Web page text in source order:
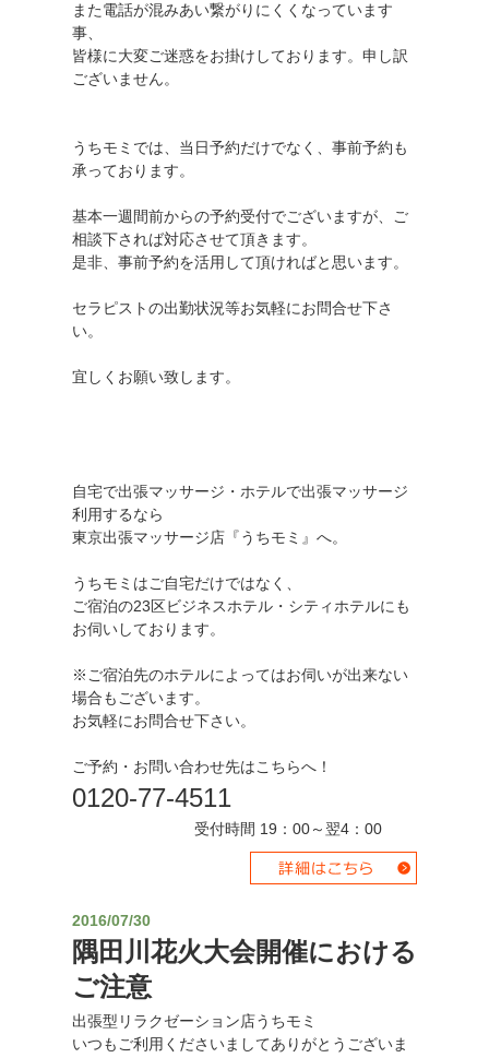
また電話が混みあい繋がりにくくなっています
事、
皆様に大変ご迷惑をお掛けしております。申し訳
ございません。
うちモミでは、当日予約だけでなく、事前予約も
承っております。
基本一週間前からの予約受付でございますが、ご
相談下されば対応させて頂きます。
是非、事前予約を活用して頂ければと思います。
セラピストの出勤状況等お気軽にお問合せ下さ
い。
宜しくお願い致します。
自宅で出張マッサージ・ホテルで出張マッサージ
利用するなら
東京出張マッサージ店『うちモミ』へ。
うちモミはご自宅だけではなく、
ご宿泊の23区ビジネスホテル・シティホテルにも
お伺いしております。
※ご宿泊先のホテルによってはお伺いが出来ない
場合もございます。
お気軽にお問合せ下さい。
ご予約・お問い合わせ先はこちらへ！
0120-77-4511
受付時間 19：00～翌4：00
2016/07/30
隅田川花火大会開催における
ご注意
出張型リラクゼーション店うちモミ
いつもご利用くださいましてありがとうございま